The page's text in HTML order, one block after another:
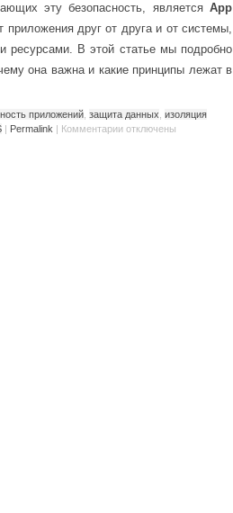
эту безопасность, является App
друг от друга и от системы,
ресурсами. В этой статье мы подробно
она важна и какие принципы лежат в
приложений защита данных изоляция
| Permalink | Комментарии отключены